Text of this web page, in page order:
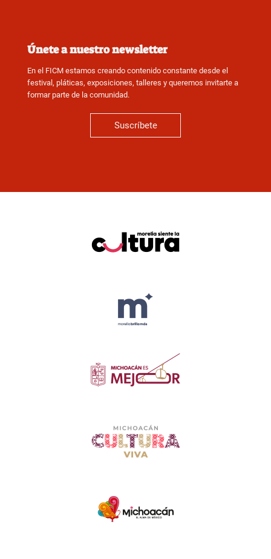
Únete a nuestro newsletter
En el FICM estamos creando contenido constante desde el
festival, pláticas, exposiciones, talleres y queremos invitarte a
formar parte de la comunidad.
Suscríbete